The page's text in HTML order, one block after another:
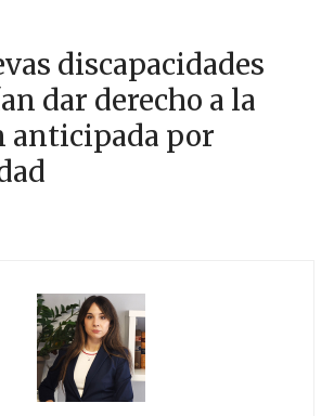
discapacidades
dar derecho a la
anticipada por